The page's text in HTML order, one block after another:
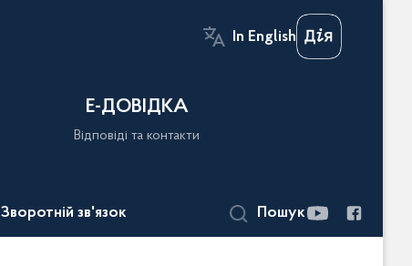
In English
Е-ДОВІДКА
Відповіді та контакти
Зворотній зв'язок Пошук